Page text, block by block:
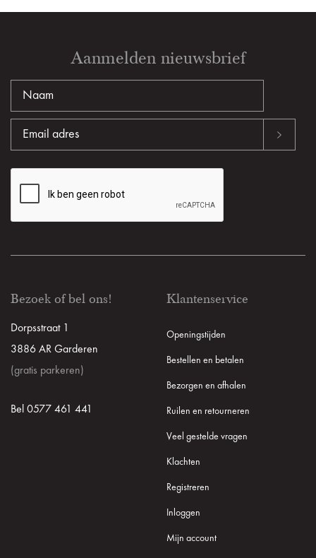
Aanmelden nieuwsbrief
Bezoek of bel ons!
Dorpsstraat 1
3886 AR Garderen
(gratis parkeren)
Bel 0577 461 441
Klantenservice
Openingstijden
Bestellen en betalen
Bezorgen en afhalen
Ruilen en retourneren
Veel gestelde vragen
Klachten
Registreren
Inloggen
Mijn account